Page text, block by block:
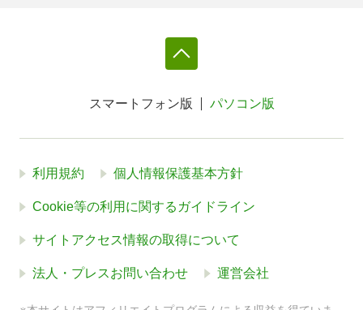
スマートフォン版 パソコン版
利用規約 個人情報保護基本方針
Cookie等の利用に関するガイドライン
サイトアクセス情報の取得について
法人・プレスお問い合わせ 運営会社